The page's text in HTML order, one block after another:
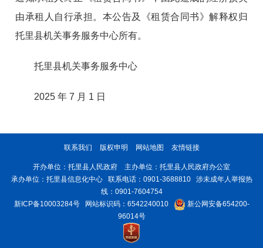
由承租人自行承担。 本公告及《租赁合同书》解释权归
托里县机关事务服务中心所有。
托里县机关事务服务中心
2025 年 7 月 1 日
联系我们 版权申明 网站地图 友情链接
开办单位：托里县人民政府 主办单位：托里县人民政府办公室
承办单位：托里县信息化中心 联系电话：0901-3688810 涉未成年人举报热
线：0901-7604754
新ICP备10003284号网站标识码：6542240010
新公网安备654200-
96014号